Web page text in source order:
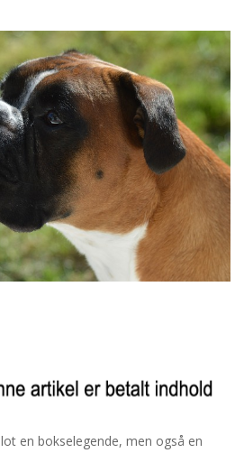
en bokselegende, men også en